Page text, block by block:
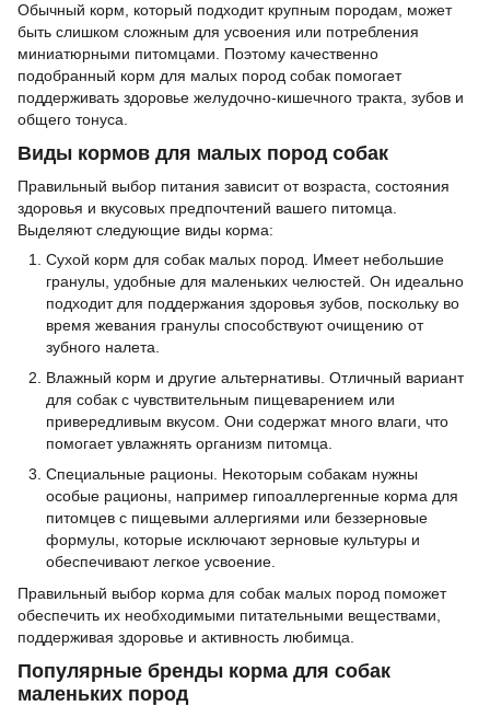
Обычный корм, который подходит крупным породам, может
быть слишком сложным для усвоения или потребления
миниатюрными питомцами. Поэтому качественно
подобранный корм для малых пород собак помогает
поддерживать здоровье желудочно-кишечного тракта, зубов и
общего тонуса.
Виды кормов для малых пород собак
Правильный выбор питания зависит от возраста, состояния
здоровья и вкусовых предпочтений вашего питомца.
Выделяют следующие виды корма:
Сухой корм для собак малых пород. Имеет небольшие
гранулы, удобные для маленьких челюстей. Он идеально
подходит для поддержания здоровья зубов, поскольку во
время жевания гранулы способствуют очищению от
зубного налета.
Влажный корм и другие альтернативы. Отличный вариант
для собак с чувствительным пищеварением или
привередливым вкусом. Они содержат много влаги, что
помогает увлажнять организм питомца.
Специальные рационы. Некоторым собакам нужны
особые рационы, например гипоаллергенные корма для
питомцев с пищевыми аллергиями или беззерновые
формулы, которые исключают зерновые культуры и
обеспечивают легкое усвоение.
Правильный выбор корма для собак малых пород поможет
обеспечить их необходимыми питательными веществами,
поддерживая здоровье и активность любимца.
Популярные бренды корма для собак
маленьких пород